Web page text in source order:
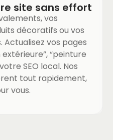
site sans effort
vos
décoratifs ou vos
vos pages
“peinture
SEO local. Nos
tout rapidement,
vous.